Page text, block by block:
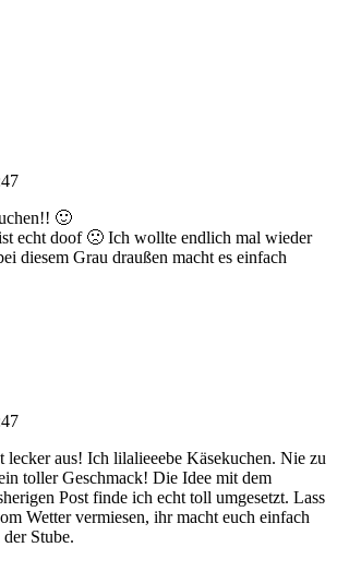
🙂
echt doof 🙁 Ich wollte endlich mal wieder
diesem Grau draußen macht es einfach
lecker aus! Ich lilalieeebe Käsekuchen. Nie zu
toller Geschmack! Die Idee mit dem
Post finde ich echt toll umgesetzt. Lass
Wetter vermiesen, ihr macht euch einfach
Stube.